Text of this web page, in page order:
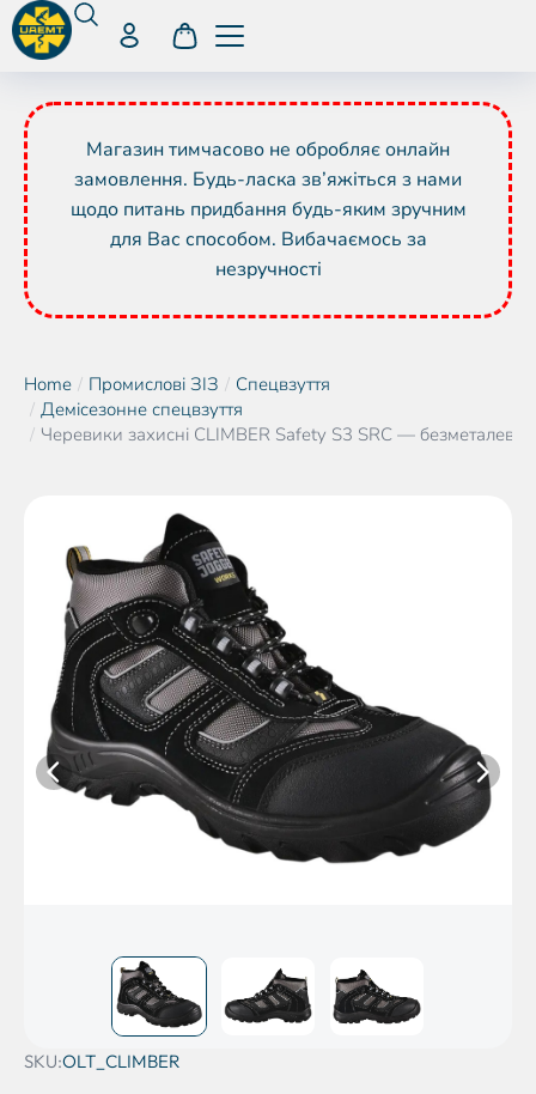
Магазин тимчасово не обробляє онлайн
замовлення. Будь-ласка зв’яжіться з нами
щодо питань придбання будь-яким зручним
для Вас способом. Вибачаємось за
незручності
You are here:
Home Промислові ЗІЗ
Спецвзуття
Демісезонне спецвзуття
Черевики захисні CLIMBER Safety S3 SRC — безметалева
SKU:OLT_CLIMBER